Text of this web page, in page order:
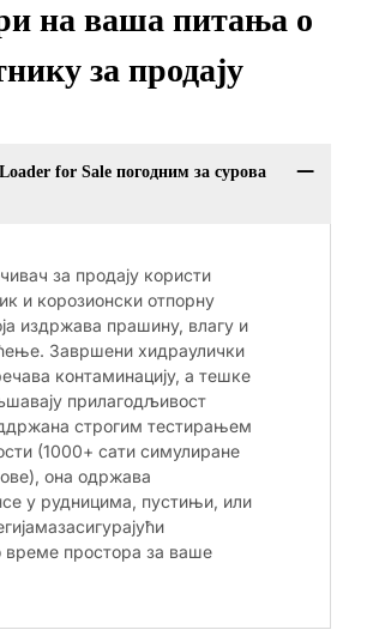
на ваша питања о
за продају
for Sale погодним за сурова
за продају користи
и корозионски отпорну
издржава прашину, влагу и
Завршени хидраулички
контаминацију, а тешке
прилагодљивост
строгим тестирањем
(1000+ сати симулиране
она одржава
у рудницима, пустињи, или
простора за ваше